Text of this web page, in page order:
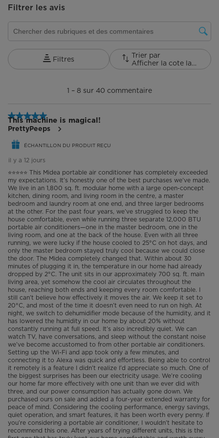
before returning to low. There is
no beeping or other noise during
that time. The settings remain
the unit is in high fan mode. The
noise is annoying, but more
annoying still is the intermittent
nature of it. A constant white
noise is OK when sleeping, but
not this big variation. An inverter
is supposed to avoid this by
making constant small
adjustments to motor speed, this
is the opposite of that. I
contacted Midea for support,
they say it is normal operations.
According to them, the
advertised "as low as 42dB in
cooling mode" does not mean it
is constant, and the loud
fluctuations fall within the
design. On another note, the duo
hose does not flex side to side,
only in one axis. The AC fan
Filtrer les avis
Filtres
Trier par
Afficher la cote la plus élevée à la plus faible
40
commentaire.
1 – 8 sur 40 commentaire
5 étoile(s) sur 5.
This machine is magical!
PrettyPeeps
ÉCHANTILLON DU PRODUIT REÇU
il y a 12 jours
⭐⭐⭐⭐⭐ This Midea portable air conditioner has completely exceeded
my expectations. It’s honestly one of the best purchases we’ve made.
We live in an 1,800 sq. ft. modular home with a large open-concept
kitchen, dining room, and living room in the centre, a master
bedroom and laundry room at one end, and three larger bedrooms
at the other. For the past four years, we’ve struggled to keep the
house comfortable, even while running three separate 12,000 BTU
portable air conditioners—one in the master bedroom, one in the
living room, and one at the back of the house. Even with all three
running, we were lucky if the house cooled to 25°C on hot days, and
only the master bedroom stayed truly cool because we could close
the door. The Midea completely changed that. Within about 30
minutes of plugging it in, the temperature in our home had already
dropped by 2°C. The unit sits in our approximately 700 sq. ft. main
living area, yet somehow the cool air circulates throughout the
house, reaching both ends and keeping every room comfortable. I
still can’t believe how effectively it moves the air. We keep it set to
20°C, and most of the time it doesn’t even need to run on high. At
night, we switch to dehumidifier mode because of the humidity, and it
has lowered the humidity in our home by about 20% without
constantly running at full speed. It’s also incredibly quiet. We can
watch TV, have conversations, and sleep without the constant noise
we’ve become accustomed to from other portable air conditioners.
Setting up the Wi-Fi and app took only a few minutes, and
connecting it to Alexa was quick and effortless. Being able to control
it remotely is a feature I didn’t realize I’d appreciate so much. One of
the biggest surprises has been our electricity usage. We’re cooling
our home far more effectively with one unit than we ever did with
three, and our power consumption has actually gone down. We
purchased ours on sale and added a four-year extended warranty for
peace of mind. Considering the cooling performance, energy savings,
quiet operation, and smart features, it has been worth every penny. If
you’re considering a portable air conditioner, I wouldn’t hesitate to
recommend this one. After years of trying different units, this is the